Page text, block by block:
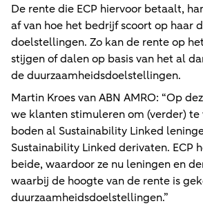
De rente die ECP hiervoor betaalt,
af van hoe het bedrijf scoort op haar
doelstellingen. Zo kan de rente op
stijgen of dalen op basis van het al
de duurzaamheidsdoelstellingen.
Martin Kroes van ABN AMRO: “Op
we klanten stimuleren om (verder) te
boden al Sustainability Linked
Sustainability Linked derivaten. ECP
beide, waardoor ze nu leningen en
waarbij de hoogte van de rente is
duurzaamheidsdoelstellingen.”